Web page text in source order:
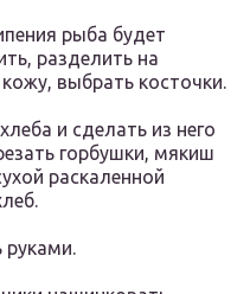
рыба будет
разделить на
выбрать косточки.
и сделать из него
горбушки, мякиш
раскаленной
руками.